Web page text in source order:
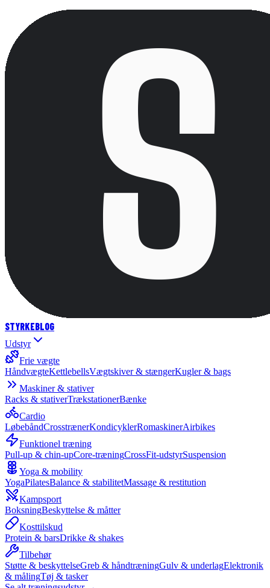
STYRKEBLOG
Udstyr
Frie vægte
HåndvægteKettlebellsVægtskiver & stængerKugler & bags
Maskiner & stativer
Racks & stativerTrækstationerBænke
Cardio
LøbebåndCrosstrænerKondicyklerRomaskinerAirbikes
Funktionel træning
Pull-up & chin-upCore-træningCrossFit-udstyrSuspension
Yoga & mobility
YogaPilatesBalance & stabilitetMassage & restitution
Kampsport
BoksningBeskyttelse & måtter
Kosttilskud
Protein & barsDrikke & shakes
Tilbehør
Støtte & beskyttelseGreb & håndtræningGulv & underlagElektronik
& målingTøj & tasker